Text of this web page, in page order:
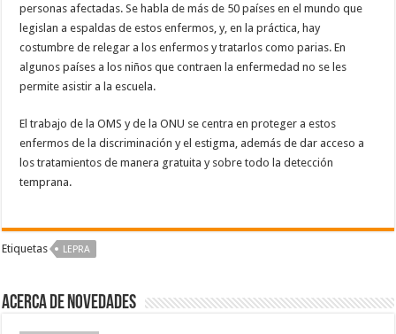
personas afectadas. Se habla de más de 50 países en el mundo que
legislan a espaldas de estos enfermos, y, en la práctica, hay
costumbre de relegar a los enfermos y tratarlos como parias. En
algunos países a los niños que contraen la enfermedad no se les
permite asistir a la escuela.
El trabajo de la OMS y de la ONU se centra en proteger a estos
enfermos de la discriminación y el estigma, además de dar acceso a
los tratamientos de manera gratuita y sobre todo la detección
temprana.
Etiquetas LEPRA
Acerca de NOVEDADES